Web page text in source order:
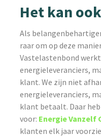
Het kan
Als
raar om op deze
Vastelastenbond
energieleveranciers,
klant. We zijn niet
energieleveranciers,
klant betaalt. Daar
voor: Energie Vanzelf
klanten elk jaar